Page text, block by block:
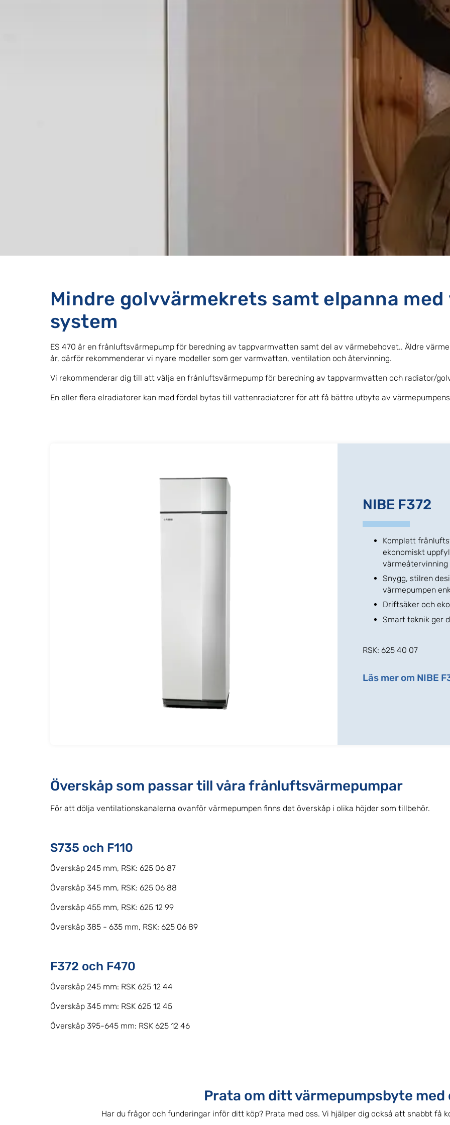
Mindre golvvärmekrets samt elpanna
system
ES 470 är en frånluftsvärmepump för beredning av tappvarmvatten samt del av värmebehovet.. Äldre
år, därför rekommenderar vi nyare modeller som ger varmvatten, ventilation och återvinning.
Vi rekommenderar dig till att välja en frånluftsvärmepump för beredning av tappvarmvatten och radiator/
En eller flera elradiatorer kan med fördel bytas till vattenradiatorer för att få bättre utbyte av
NIBE F372
Komplett
ekonomiskt
Snygg, stilren
värmepumpen
Driftsäker och
Smart teknik ger
RSK: 625 40 07
Läs mer om NIBE
Överskåp som passar till våra frånluftsvärmepumpar
För att dölja ventilationskanalerna ovanför värmepumpen finns det överskåp i olika höjder som tillbehör.
S735 och F110
Överskåp 245 mm, RSK: 625 06 87
Överskåp 345 mm, RSK: 625 06 88
Överskåp 455 mm, RSK: 625 12 99
Överskåp 385 - 635 mm, RSK: 625 06 89
F372 och F470
Överskåp 245 mm: RSK 625 12 44
Överskåp 345 mm: RSK 625 12 45
Överskåp 395-645 mm: RSK 625 12 46
Prata om ditt värmepumpsbyte med
Har du frågor och funderingar inför ditt köp? Prata med oss. Vi hjälper dig också att snabbt få